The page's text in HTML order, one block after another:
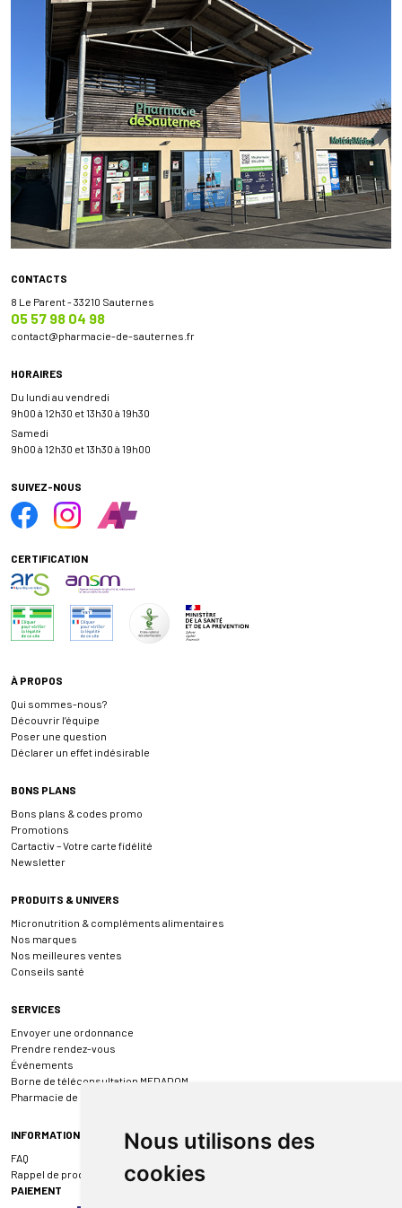
Nous utilisons des
cookies
CONTACTS
8 Le Parent - 33210 Sauternes
05 57 98 04 98
contact@pharmacie-de-sauternes.fr
HORAIRES
Du lundi au vendredi
9h00 à 12h30 et 13h30 à 19h30
Samedi
9h00 à 12h30 et 13h30 à 19h00
SUIVEZ-NOUS
CERTIFICATION
À PROPOS
Qui sommes-nous?
Découvrir l’équipe
Poser une question
Déclarer un effet indésirable
BONS PLANS
Bons plans & codes promo
Promotions
Cartactiv – Votre carte fidélité
Newsletter
PRODUITS & UNIVERS
Micronutrition & compléments alimentaires
Nos marques
Nos meilleures ventes
Conseils santé
SERVICES
Envoyer une ordonnance
Prendre rendez-vous
Événements
Borne de téléconsultation MEDADOM
Pharmacie de garde
INFORMATIONS
FAQ
Rappel de produit
PAIEMENT